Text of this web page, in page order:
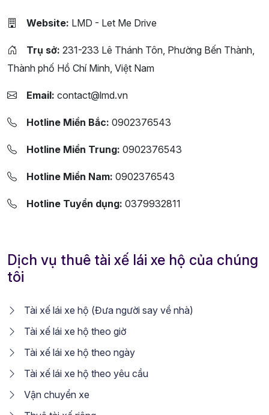
Website: LMD - Let Me Drive
Trụ sở: 231-233 Lê Thánh Tôn, Phường Bến Thành,
Thành phố Hồ Chí Minh, Việt Nam
Email: contact@lmd.vn
Hotline Miền Bắc: 0902376543
Hotline Miền Trung: 0902376543
Hotline Miền Nam: 0902376543
Hotline Tuyển dụng: 0379932811
Dịch vụ thuê tài xế lái xe hộ của chúng
tôi
Tài xế lái xe hộ (Đưa người say về nhà)
Tài xế lái xe hộ theo giờ
Tài xế lái xe hộ theo ngày
Tài xế lái xe hộ theo yêu cầu
Vận chuyển xe